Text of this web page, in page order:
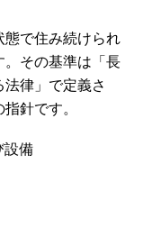
態で住み続けられ
。その基準は「長
律」で定義さ
針です。
設備